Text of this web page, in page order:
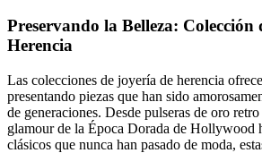
Preservando la Belleza: Colección
Herencia
Las colecciones de joyería de herencia
presentando piezas que han sido
de generaciones. Desde pulseras de oro
glamour de la Época Dorada de Hollywood
clásicos que nunca han pasado de moda,